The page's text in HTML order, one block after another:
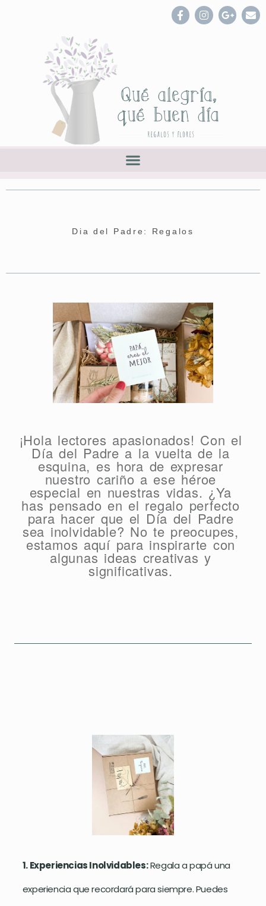
Dia del Padre: Regalos
¡Hola lectores apasionados! Con el
Día del Padre a la vuelta de la
esquina, es hora de expresar
nuestro cariño a ese héroe
especial en nuestras vidas. ¿Ya
has pensado en el regalo perfecto
para hacer que el Día del Padre
sea inolvidable? No te preocupes,
estamos aquí para inspirarte con
algunas ideas creativas y
significativas.
1. Experiencias Inolvidables:Regala a papá una
experiencia que recordará para siempre. Puedes